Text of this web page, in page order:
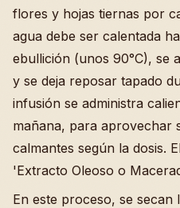
flores y hojas tiernas por
agua debe ser calentada
ebullición (unos 90°C), se
y se deja reposar tapado
infusión se administra
mañana, para aprovechar
calmantes según la dosis.
'Extracto Oleoso o
En este proceso, se secan